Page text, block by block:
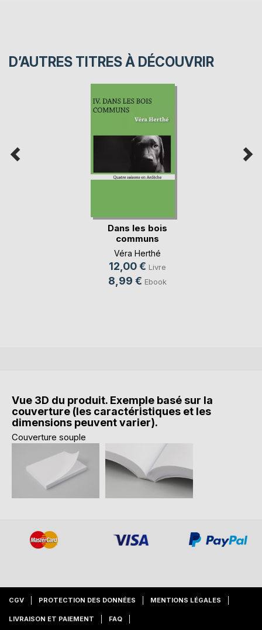
D’AUTRES TITRES À DÉCOUVRIR
Dans les bois
communs
Véra Herthé
12,00 € Livre
8,99 € Ebook
Vue 3D du produit. Exemple basé sur la
couverture (les caractéristiques et les
dimensions peuvent varier).
Couverture souple
CGV PROTECTION DES DONNÉES MENTIONS LÉGALES
LIVRAISON ET PAIEMENT FAQ